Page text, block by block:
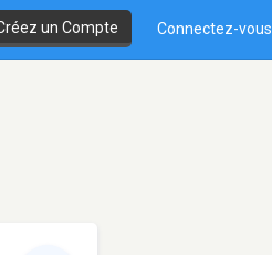
un Compte Connectez-vous